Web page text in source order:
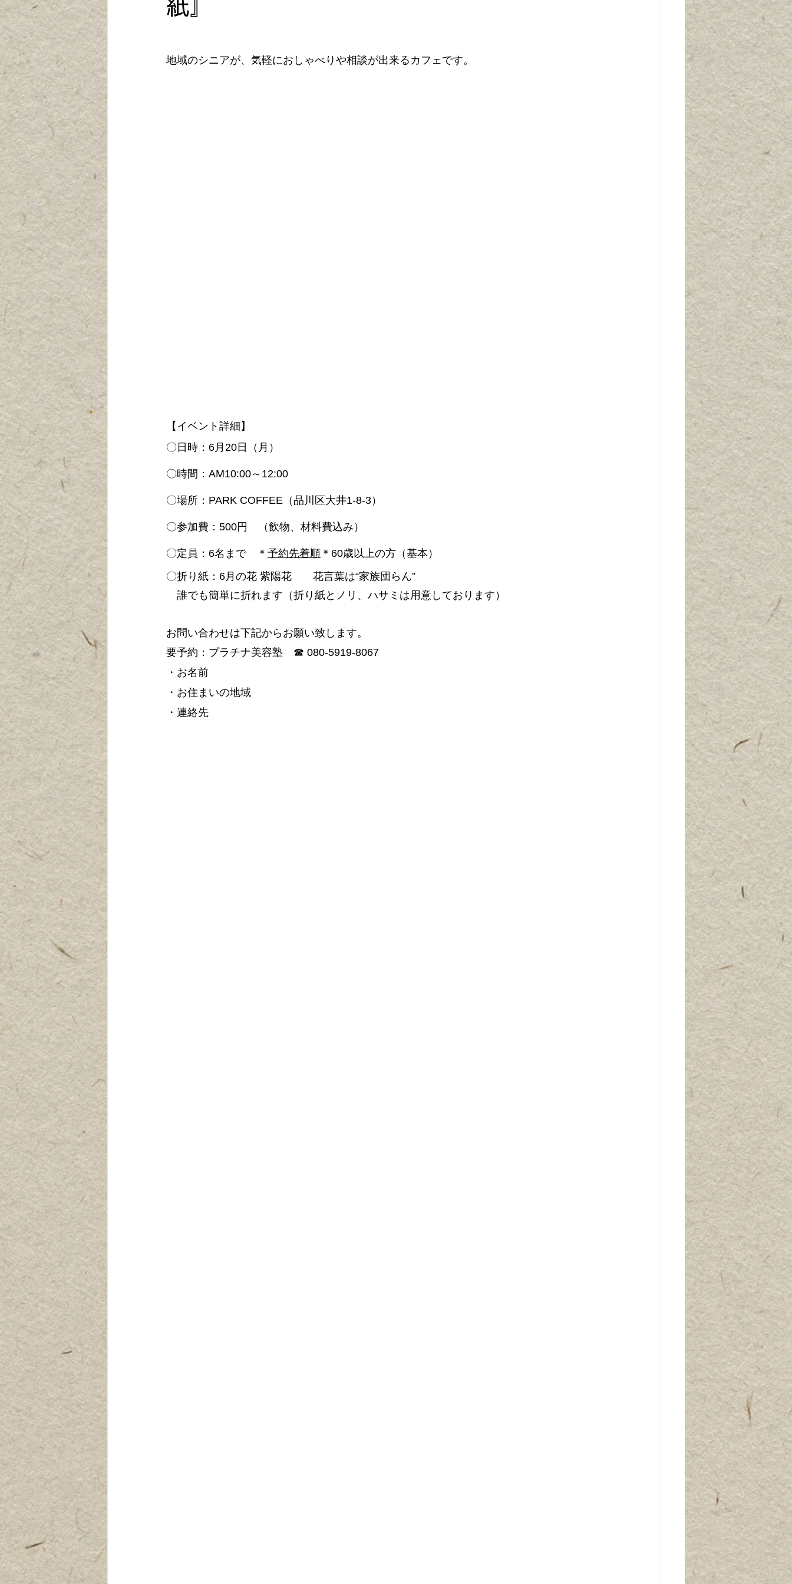
紙』
地域のシニアが、気軽におしゃべりや相談が出来るカフェです。
【イベント詳細】
〇日時：6月20日（月）
〇時間：AM10:00～12:00
〇場所：PARK COFFEE（品川区大井1-8-3）
〇参加費：500円　（飲物、材料費込み）
〇定員：6名まで　＊ 予約先着順 ＊60歳以上の方（基本）
〇折り紙：6月の花 紫陽花　　花言葉は“家族団らん”
誰でも簡単に折れます（折り紙とノリ、ハサミは用意しております）
お問い合わせは下記からお願い致します。
要予約：プラチナ美容塾　☎ 080-5919-8067
・お名前
・お住まいの地域
・連絡先